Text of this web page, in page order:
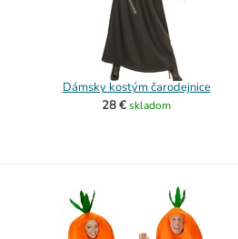
Dámsky kostým čarodejnice
28 €skladom